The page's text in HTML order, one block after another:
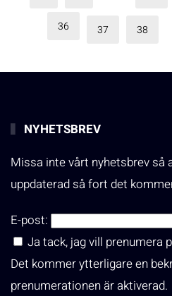
36 37 38
NYHETSBREV
Missa inte vårt nyhetsbrev så
uppdaterad så fort det
E-post:
Ja tack, jag vill prenumera
Det kommer ytterligare en
prenumerationen är aktiverad.